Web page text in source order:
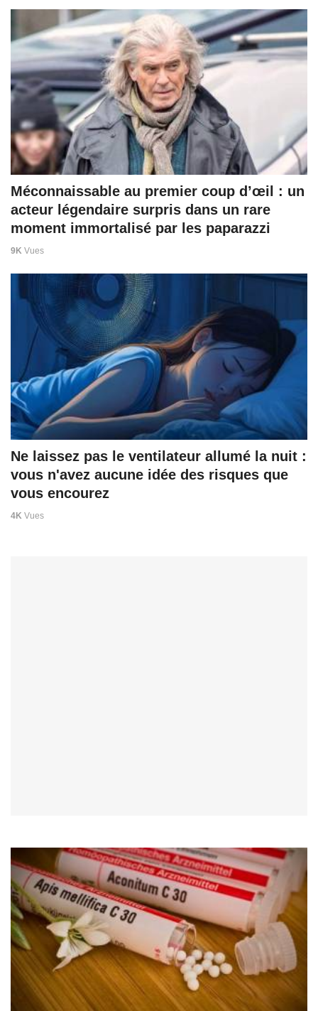
Méconnaissable au premier coup d’œil : un
acteur légendaire surpris dans un rare
moment immortalisé par les paparazzi
9K Vues
Ne laissez pas le ventilateur allumé la nuit :
vous n'avez aucune idée des risques que
vous encourez
4K Vues